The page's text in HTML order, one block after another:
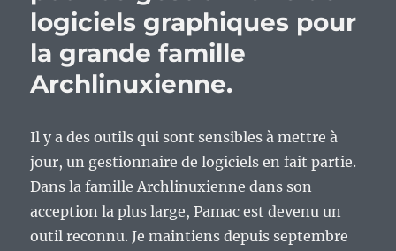
2014
au
bout
de
5
ans
Dernier
logiciels graphiques pour
la grande famille
Archlinuxienne.
Il y a des outils qui sont sensibles à mettre à
jour, un gestionnaire de logiciels en fait partie.
Dans la famille Archlinuxienne dans son
acception la plus large, Pamac est devenu un
outil reconnu. Je maintiens depuis septembre